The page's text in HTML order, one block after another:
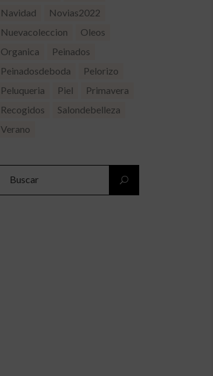
Navidad
Novias2022
Nuevacoleccion
Oleos
Organica
Peinados
Peinadosdeboda
Pelorizo
Peluqueria
Piel
Primavera
Recogidos
Salondebelleza
Verano